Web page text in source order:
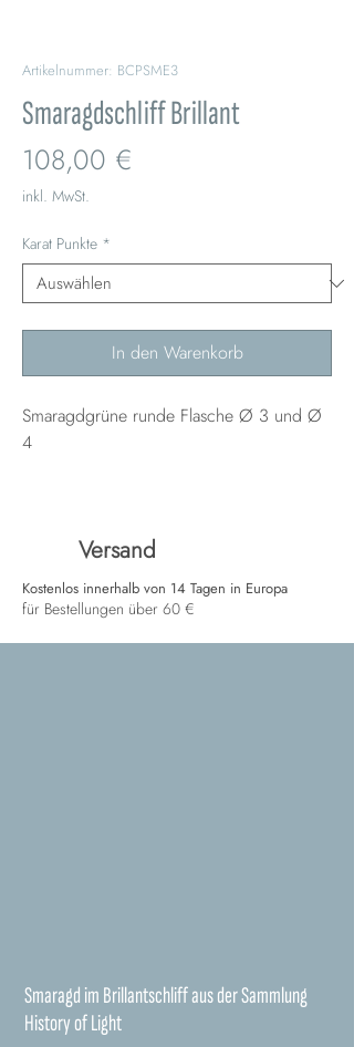
Artikelnummer: BCPSME3
Smaragdschliff Brillant
108,00 €
inkl. MwSt.
Karat Punkte *
In den Warenkorb
Smaragdgrüne runde Flasche Ø 3 und Ø
4
Versand
Kostenlos innerhalb von 14 Tagen in Europa
für Bestellungen über 60 €
Smaragd im Brillantschliff aus der Sammlung
History of Light